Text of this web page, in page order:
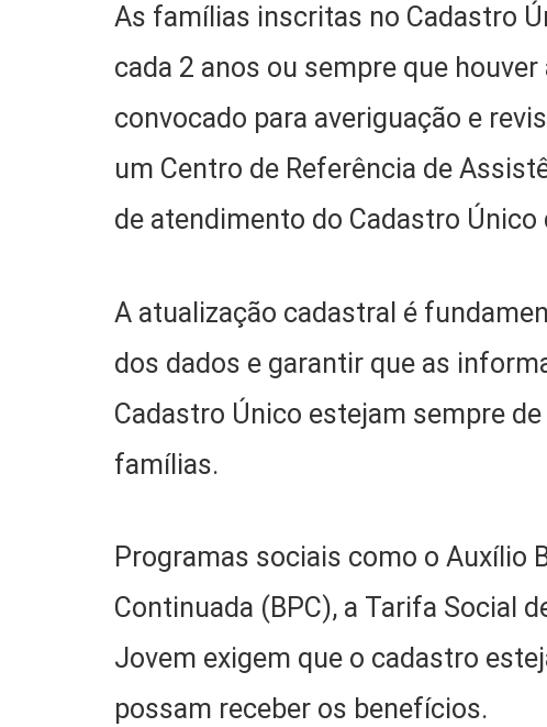
As famílias inscritas no Cadastro
cada 2 anos ou sempre que
convocado para averiguação e
um Centro de Referência de
de atendimento do Cadastro
A atualização cadastral é
dos dados e garantir que as
Cadastro Único estejam sempre
famílias.
Programas sociais como o Auxílio
Continuada (BPC), a Tarifa Social
Jovem exigem que o cadastro
possam receber os benefícios.